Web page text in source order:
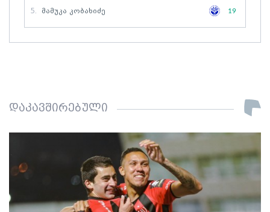
5. Მამუკა Კობახიძე 19
დაკავშირებული